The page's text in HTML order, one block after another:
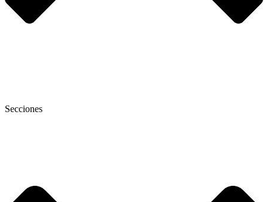
Secciones